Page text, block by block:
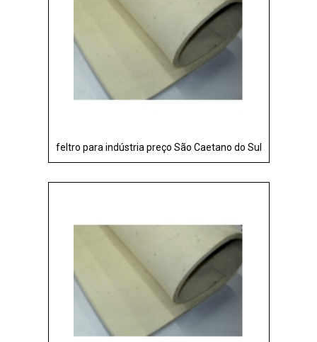
feltro para indústria preço São Caetano do Sul